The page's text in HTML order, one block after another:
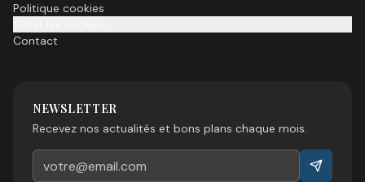
Politique cookies
Contact
NEWSLETTER
Recevez nos actualités et bons plans chaque mois.